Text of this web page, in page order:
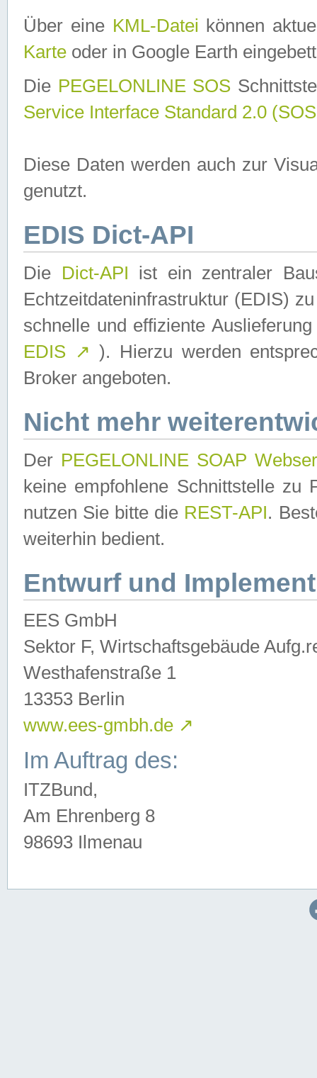
Über eine KML-Datei können
Karte oder in Google Earth
Die PEGELONLINE SOS
Service Interface Standard 2.0
Diese Daten werden auch zur
genutzt.
EDIS Dict-API
Die Dict-API ist ein zentraler
Echtzeitdateninfrastruktur (EDIS)
schnelle und effiziente
EDIS ↗ ). Hierzu werden
Broker angeboten.
Nicht mehr
Der PEGELONLINE SOAP
keine empfohlene Schnittstelle zu
nutzen Sie bitte die REST-API.
weiterhin bedient.
Entwurf und
EES GmbH
Sektor F, Wirtschaftsgebäude
Westhafenstraße 1
13353 Berlin
www.ees-gmbh.de ↗
Im Auftrag des:
ITZBund,
Am Ehrenberg 8
98693 Ilmenau